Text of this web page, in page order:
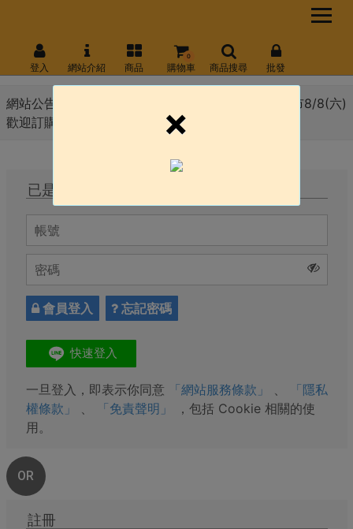
網站公告 :
8月份會員日 線上官網8/10(一) \ 永和門市8/8(六)
歡迎訂購!!!
登入 網站介紹 商品 購物車
0
商品搜尋 批發
已是會員，直接登入
會員登入 忘記密碼
一旦登入，即表示你同意 「網站服務條款」
「隱私
權條款」
「免責聲明」
，包括 Cookie 相關的使
用。
OR
註冊
×